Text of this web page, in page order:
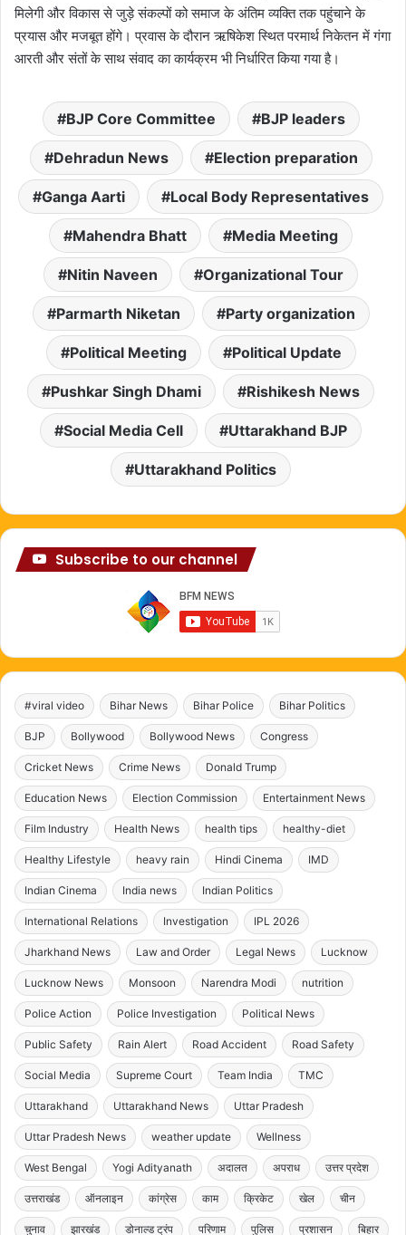
मिलेगी और विकास से जुड़े संकल्पों को समाज के अंतिम व्यक्ति तक पहुंचाने के
प्रयास और मजबूत होंगे। प्रवास के दौरान ऋषिकेश स्थित परमार्थ निकेतन में गंगा
आरती और संतों के साथ संवाद का कार्यक्रम भी निर्धारित किया गया है।
BJP Core Committee BJP leaders
Dehradun News Election preparation
Ganga Aarti Local Body Representatives
Mahendra Bhatt Media Meeting
Nitin Naveen Organizational Tour
Parmarth Niketan Party organization
Political Meeting Political Update
Pushkar Singh Dhami Rishikesh News
Social Media Cell Uttarakhand BJP
Uttarakhand Politics
Subscribe to our channel
#viral video Bihar News Bihar Police Bihar Politics
BJP Bollywood Bollywood News Congress
Cricket News Crime News Donald Trump
Education News Election Commission Entertainment News
Film Industry Health News health tips healthy-diet
Healthy Lifestyle heavy rain Hindi Cinema IMD
Indian Cinema India news Indian Politics
International Relations Investigation IPL 2026
Jharkhand News Law and Order Legal News Lucknow
Lucknow News Monsoon Narendra Modi nutrition
Police Action Police Investigation Political News
Public Safety Rain Alert Road Accident Road Safety
Social Media Supreme Court Team India TMC
Uttarakhand Uttarakhand News Uttar Pradesh
Uttar Pradesh News weather update Wellness
West Bengal Yogi Adityanath अदालत अपराध उत्तर प्रदेश
उत्तराखंड ऑनलाइन कांग्रेस काम क्रिकेट खेल चीन
चुनाव झारखंड डोनाल्ड ट्रंप परिणाम पुलिस प्रशासन बिहार